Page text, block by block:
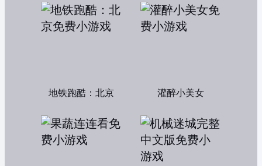
地铁跑酷：北京 灌醉小美女